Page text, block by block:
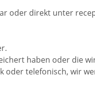
oder direkt unter
haben oder die
oder telefonisch, wir